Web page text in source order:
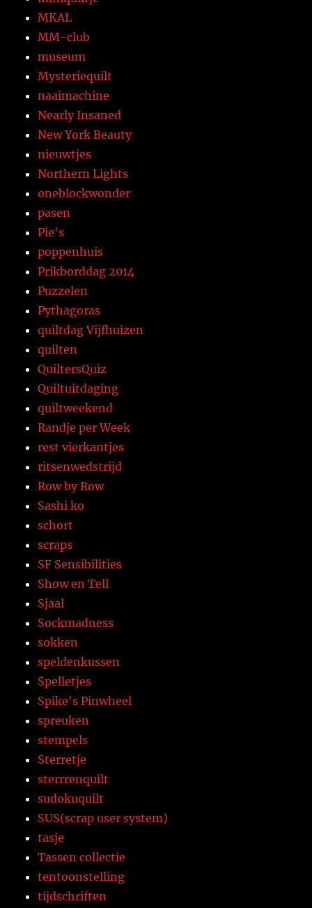
MKAL
MM-club
museum
Mysteriequilt
naaimachine
Nearly Insaned
New York Beauty
nieuwtjes
Northern Lights
oneblockwonder
pasen
Pie's
poppenhuis
Prikborddag 2014
Puzzelen
Pythagoras
quiltdag Vijfhuizen
quilten
QuiltersQuiz
Quiltuitdaging
quiltweekend
Randje per Week
rest vierkantjes
ritsenwedstrijd
Row by Row
Sashi ko
schort
scraps
SF Sensibilities
Show en Tell
Sjaal
Sockmadness
sokken
speldenkussen
Spelletjes
Spike's Pinwheel
spreuken
stempels
Sterretje
sterrrenquilt
sudokuquilt
SUS(scrap user system)
tasje
Tassen collectie
tentoonstelling
tijdschriften